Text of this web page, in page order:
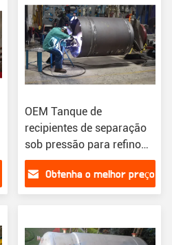
OEM Tanque de
recipientes de separação
sob pressão para refino
petroquímico
Obtenha o melhor preço